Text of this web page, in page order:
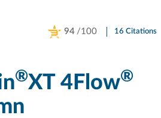
94 /100 16 Citations
®XT 4Flow®